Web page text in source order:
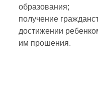
образования;
получение
достижении
им прошения.